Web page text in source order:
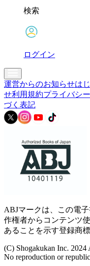
検索
ログイン
運営からのお知らせは
せ利用規約プライバシ
づく表記
ABJマークは、この電
作権者からコンテンツ
あることを示す登録商
(C) Shogakukan Inc. 2024
No reproduction or